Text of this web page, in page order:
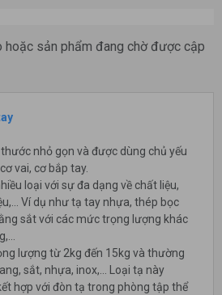
hoặc sản phẩm đang chờ được cập
nhỏ gọn và được dùng chủ yếu
vai, cơ bắp tay.
loại với sự đa dạng về chất liệu,
Ví dụ như tạ tay nhựa, thép bọc
sắt với các mức trọng lượng khác
lượng từ 2kg đến 15kg và thường
sắt, nhựa, inox,... Loại tạ này
hợp với đòn tạ trong phòng tập thể